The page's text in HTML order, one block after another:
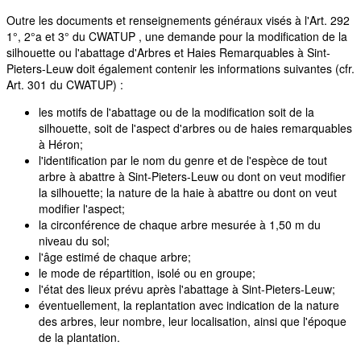
Outre les documents et renseignements généraux visés à l'Art. 292
1°, 2°a et 3° du CWATUP , une demande pour la modification de la
silhouette ou l'abattage d'Arbres et Haies Remarquables à Sint-
Pieters-Leuw doit également contenir les informations suivantes (cfr.
Art. 301 du CWATUP) :
les motifs de l'abattage ou de la modification soit de la
silhouette, soit de l'aspect d'arbres ou de haies remarquables
à Héron;
l'identification par le nom du genre et de l'espèce de tout
arbre à abattre à Sint-Pieters-Leuw ou dont on veut modifier
la silhouette; la nature de la haie à abattre ou dont on veut
modifier l'aspect;
la circonférence de chaque arbre mesurée à 1,50 m du
niveau du sol;
l'âge estimé de chaque arbre;
le mode de répartition, isolé ou en groupe;
l'état des lieux prévu après l'abattage à Sint-Pieters-Leuw;
éventuellement, la replantation avec indication de la nature
des arbres, leur nombre, leur localisation, ainsi que l'époque
de la plantation.